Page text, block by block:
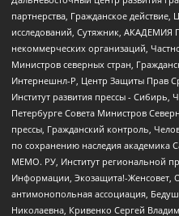
партнерства, Гражданское
исследований, Сутяжник,
некоммерческих организаций,
Министров северных стран,
Интернешнл-Р, Центр Защиты Прав
Институт развития прессы - Сибирь,
Петербурге Совета Министров
прессы, Гражданский контроль,
по сохранению наследия академика
МЕМО. РУ, Институт региональной
Информации, Экозащита!-Женсовет,
антимонопольная ассоциация,
Николаевна, Кривенко Сергей